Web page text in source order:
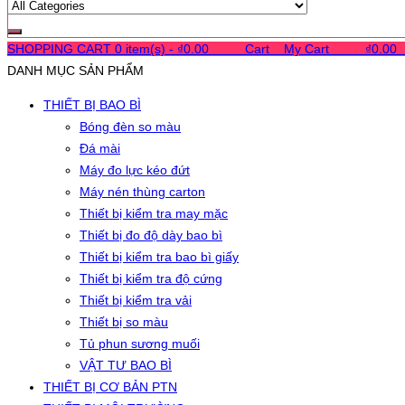
SHOPPING CART 0 item(s) - ₫0.00 Cart My Cart ₫0.00
DANH MỤC SẢN PHẨM
THIẾT BỊ BAO BÌ
Bóng đèn so màu
Đá mài
Máy đo lực kéo đứt
Máy nén thùng carton
Thiết bị kiểm tra may mặc
Thiết bị đo độ dày bao bì
Thiết bị kiểm tra bao bì giấy
Thiết bị kiểm tra độ cứng
Thiết bị kiểm tra vải
Thiết bị so màu
Tủ phun sương muối
VẬT TƯ BAO BÌ
THIẾT BỊ CƠ BẢN PTN